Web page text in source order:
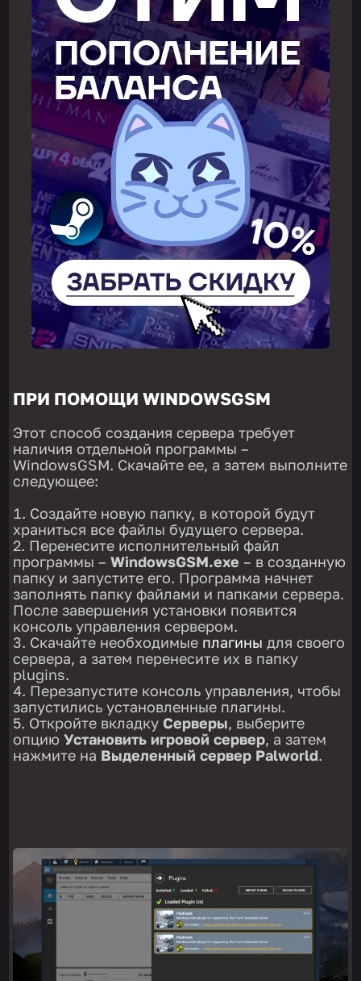
ПРИ ПОМОЩИ WINDOWSGSM
Этот способ создания сервера требует
наличия отдельной программы –
WindowsGSM. Скачайте ее, а затем выполните
следующее:
Создайте новую папку, в которой будут
храниться все файлы будущего сервера.
Перенесите исполнительный файл
программы –WindowsGSM.exe – в созданную
папку и запустите его. Программа начнет
заполнять папку файлами и папками сервера.
После завершения установки появится
консоль управления сервером.
Скачайте необходимые плагины для своего
сервера, а затем перенесите их в папку
plugins.
Перезапустите консоль управления, чтобы
запустились установленные плагины.
Откройте вкладкуСерверы, выберите
опциюУстановить игровой сервер, а затем
нажмите на Выделенный сервер Palworld.